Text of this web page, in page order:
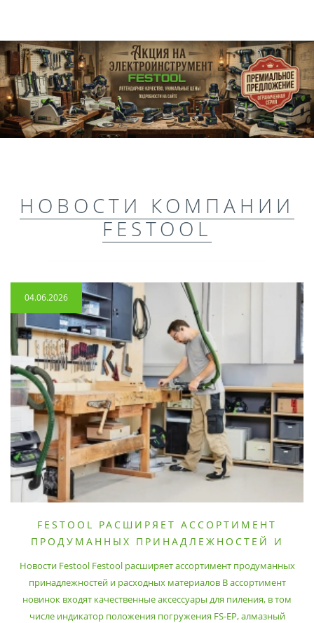
НОВОСТИ КОМПАНИИ
FESTOOL
04.06.2026
FESTOOL РАСШИРЯЕТ АССОРТИМЕНТ
ПРОДУМАННЫХ ПРИНАДЛЕЖНОСТЕЙ И
Новости Festool Festool расширяет ассортимент продуманных
принадлежностей и расходных материалов В ассортимент
новинок входят качественные аксессуары для пиления, в том
числе индикатор положения погружения FS-EP, алмазный